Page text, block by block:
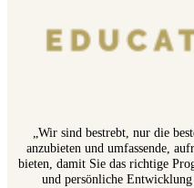
„Wir sind bestrebt, nur die
anzubieten und umfassende,
bieten, damit Sie das richtige
und persönliche